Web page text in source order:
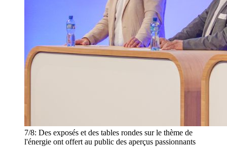
7/8: Des exposés et des tables rondes sur le thème de
l'énergie ont offert au public des aperçus passionnants